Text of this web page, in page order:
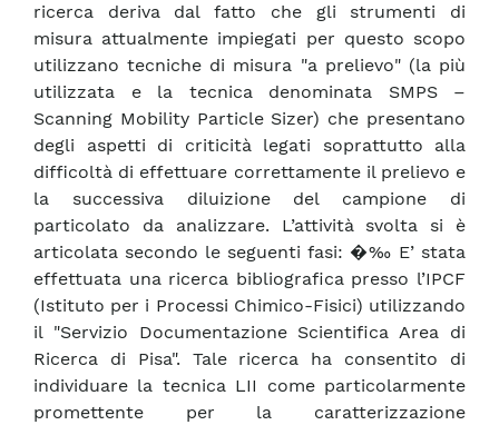
ricerca deriva dal fatto che gli strumenti di
misura attualmente impiegati per questo scopo
utilizzano tecniche di misura "a prelievo" (la più
utilizzata e la tecnica denominata SMPS –
Scanning Mobility Particle Sizer) che presentano
degli aspetti di criticità legati soprattutto alla
difficoltà di effettuare correttamente il prelievo e
la successiva diluizione del campione di
particolato da analizzare. L’attività svolta si è
articolata secondo le seguenti fasi: �‰ E’ stata
effettuata una ricerca bibliografica presso l’IPCF
(Istituto per i Processi Chimico-Fisici) utilizzando
il "Servizio Documentazione Scientifica Area di
Ricerca di Pisa". Tale ricerca ha consentito di
individuare la tecnica LII come particolarmente
promettente per la caratterizzazione